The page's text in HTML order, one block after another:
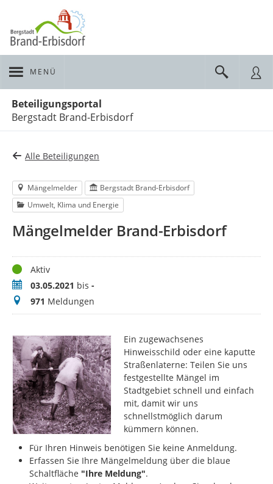
MENÜ
Beteiligungsportal
Bergstadt Brand-Erbisdorf
Alle Beteiligungen
Mängelmelder
Bergstadt Brand-Erbisdorf
Umwelt, Klima und Energie
Mängelmelder Brand-Erbisdorf
StatusAktiv
Zeitraum03.05.2021 bis -
Meldungen
971 Meldungen
Ein zugewachsenes
Hinweisschild oder eine kaputte
Straßenlaterne: Teilen Sie uns
festgestellte Mängel im
Stadtgebiet schnell und einfach
mit, damit wir uns
schnellstmöglich darum
kümmern können.
Für Ihren Hinweis benötigen Sie keine Anmeldung.
Erfassen Sie Ihre Mängelmeldung über die blaue
Schaltfläche "Ihre Meldung".